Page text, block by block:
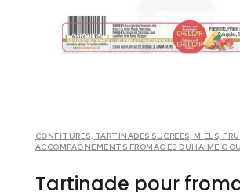
CONFITURES, TARTINADES SUCRÉES, MIELS,
ACCOMPAGNEMENTS FROMAGES DUHAIME
Tartinade pour